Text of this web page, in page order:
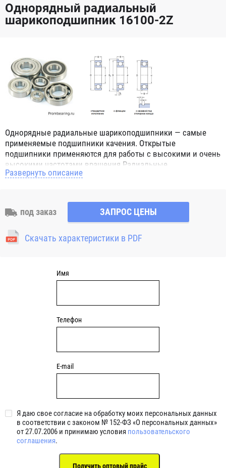
Однорядный радиальный
шарикоподшипник 16100-2Z
Однорядные радиальные шарикоподшипники — самые
применяемые подшипники качения. Открытые
подшипники применяются для работы с высокими и очень
высокими частотами вращения.Радиальные
шарикоподшипники обозначением 2Z ZZ с обеих сторон
обозначением 2RS 2RS1 2RSH 2RSR имеют с обеих сторон
контактные уплотнения из бутадиен-нитрильного каучука
(NBR) и пригодны для средних частот вращения. Также
поставляются подшипники с бесконтактными
Развернуть описание
под заказ ЗАПРОС ЦЕНЫ
Скачать характеристики в PDF
Имя
Телефон
E-mail
Я даю свое согласие на обработку моих персональных данных
в соответствии с законом № 152-ФЗ «О персональных данных»
от 27.07.2006 и принимаю условия пользовательского
соглашения.